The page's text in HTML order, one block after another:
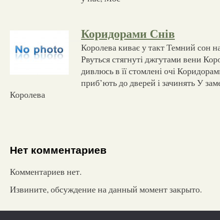
Коридорами Снів
Королева киває у такт Темний сон
Рвуться стягнуті джгутами вени
дивлюсь в її стомлені очі
приб’ють до дверей і зачинять У
Королева
Нет комментариев
Комментариев нет.
Извините, обсуждение на данный момент закрыто.